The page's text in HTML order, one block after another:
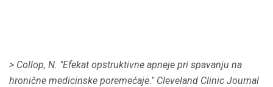
> Collop, N. "Efekat opstruktivne apneje pri spavanju na
hronične medicinske poremećaje." Cleveland Clinic Journal